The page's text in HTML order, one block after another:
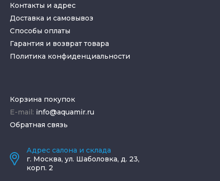
Контакты и адрес
Доставка и самовывоз
Способы оплаты
Гарантия и возврат товара
Политика конфиденциальности
Корзина покупок
E-mail: info@aquamir.ru
Обратная связь
Адрес салона и склада
г. Москва, ул. Шаболовка, д. 23,
корп. 2